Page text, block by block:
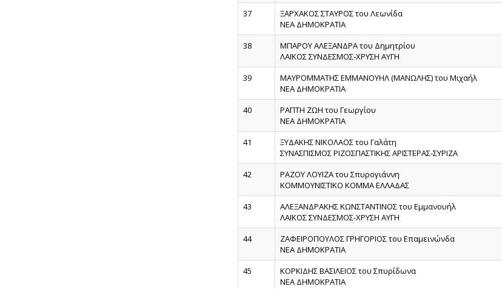
37
ΞΑΡΧΑΚΟΣ ΣΤΑΥΡΟΣ του Λεωνίδα
ΝΕΑ ΔΗΜΟΚΡΑΤΙΑ
38
ΜΠΑΡΟΥ ΑΛΕΞΑΝΔΡΑ του Δημητρίου
ΛΑΪΚΟΣ ΣΥΝΔΕΣΜΟΣ-ΧΡΥΣΗ ΑΥΓΗ
39
ΜΑΥΡΟΜΜΑΤΗΣ ΕΜΜΑΝΟΥΗΛ (ΜΑΝΩΛΗΣ) του Μιχαήλ
ΝΕΑ ΔΗΜΟΚΡΑΤΙΑ
40
ΡΑΠΤΗ ΖΩΗ του Γεωργίου
ΝΕΑ ΔΗΜΟΚΡΑΤΙΑ
41
ΞΥΔΑΚΗΣ ΝΙΚΟΛΑΟΣ του Γαλάτη
ΣΥΝΑΣΠΙΣΜΟΣ ΡΙΖΟΣΠΑΣΤΙΚΗΣ ΑΡΙΣΤΕΡΑΣ-ΣΥΡΙΖΑ
42
ΡΑΖΟΥ ΛΟΥΙΖΑ του Σπυρογιάννη
ΚΟΜΜΟΥΝΙΣΤΙΚΟ ΚΟΜΜΑ ΕΛΛΑΔΑΣ
43
ΑΛΕΞΑΝΔΡΑΚΗΣ ΚΩΝΣΤΑΝΤΙΝΟΣ του Εμμανουήλ
ΛΑΪΚΟΣ ΣΥΝΔΕΣΜΟΣ-ΧΡΥΣΗ ΑΥΓΗ
44
ΖΑΦΕΙΡΟΠΟΥΛΟΣ ΓΡΗΓΟΡΙΟΣ του Επαμεινώνδα
ΝΕΑ ΔΗΜΟΚΡΑΤΙΑ
45
ΚΟΡΚΙΔΗΣ ΒΑΣΙΛΕΙΟΣ του Σπυρίδωνα
ΝΕΑ ΔΗΜΟΚΡΑΤΙΑ